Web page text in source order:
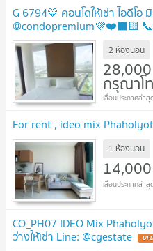
G 6794💛 คอนโดให้เช่า ไอดีโ
@condopremium💜❤️⬛🟨
2 ห้องนอน
28,000
กรุณาโ
For rent , ideo mix
1 ห้องนอน
14,000
CO_PH07 IDEO Mix
ว่างให้เช่า Line: @cgestate